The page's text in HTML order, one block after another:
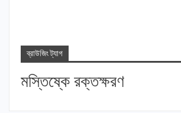
ব্রাউজিং ট্যাগ
মস্তিষ্কে রক্তক্ষরণ